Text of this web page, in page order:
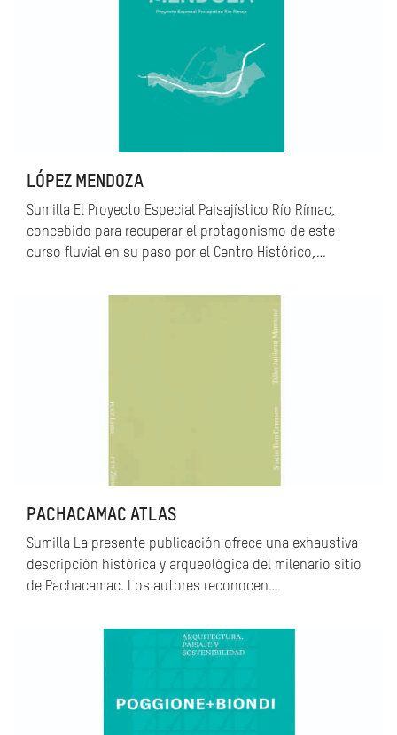
LÓPEZ MENDOZA
Sumilla El Proyecto Especial Paisajístico Río Rímac,
concebido para recuperar el protagonismo de este
curso fluvial en su paso por el Centro Histórico,…
PACHACAMAC ATLAS
Sumilla La presente publicación ofrece una exhaustiva
descripción histórica y arqueológica del milenario sitio
de Pachacamac. Los autores reconocen…